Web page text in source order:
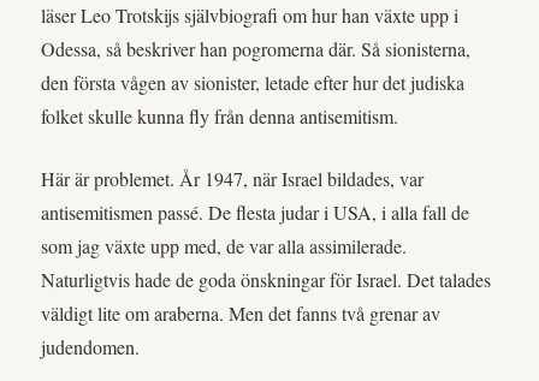
läser Leo Trotskijs självbiografi om hur han växte upp i
Odessa, så beskriver han pogromerna där. Så sionisterna,
den första vågen av sionister, letade efter hur det judiska
folket skulle kunna fly från denna antisemitism.
Här är problemet. År 1947, när Israel bildades, var
antisemitismen passé. De flesta judar i USA, i alla fall de
som jag växte upp med, de var alla assimilerade.
Naturligtvis hade de goda önskningar för Israel. Det talades
väldigt lite om araberna. Men det fanns två grenar av
judendomen.